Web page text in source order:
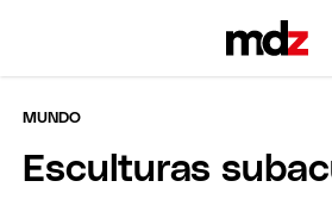
MUNDO
Esculturas